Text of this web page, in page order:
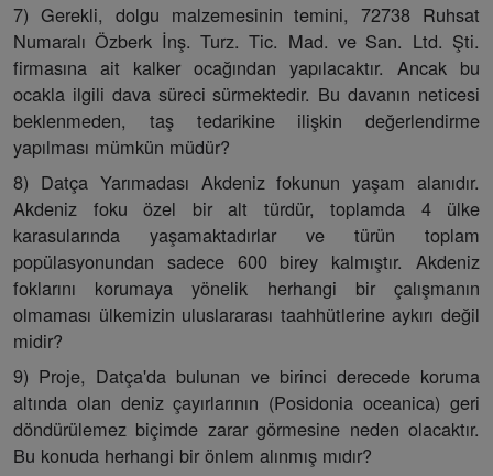
7) Gerekli, dolgu malzemesinin temini, 72738 Ruhsat
Numaralı Özberk İnş. Turz. Tic. Mad. ve San. Ltd. Şti.
firmasına ait kalker ocağından yapılacaktır. Ancak bu
ocakla ilgili dava süreci sürmektedir. Bu davanın neticesi
beklenmeden, taş tedarikine ilişkin değerlendirme
yapılması mümkün müdür?
8) Datça Yarımadası Akdeniz fokunun yaşam alanıdır.
Akdeniz foku özel bir alt türdür, toplamda 4 ülke
karasularında yaşamaktadırlar ve türün toplam
popülasyonundan sadece 600 birey kalmıştır. Akdeniz
foklarını korumaya yönelik herhangi bir çalışmanın
olmaması ülkemizin uluslararası taahhütlerine aykırı değil
midir?
9) Proje, Datça'da bulunan ve birinci derecede koruma
altında olan deniz çayırlarının (Posidonia oceanica) geri
döndürülemez biçimde zarar görmesine neden olacaktır.
Bu konuda herhangi bir önlem alınmış mıdır?